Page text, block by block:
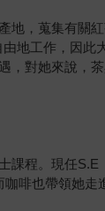
地，蒐集有關
地工作，因此
，對她來說，
課程。現任S.E
啡也帶領她走